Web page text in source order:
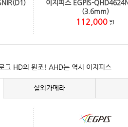
이지피스 EGPIS-
(3.6mm)
112,000 원
그 HD의 원조! AHD는 역시 이지피스
실외카메라